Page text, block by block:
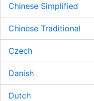
Chinese Simplified
Chinese Traditional
Czech
Danish
Dutch